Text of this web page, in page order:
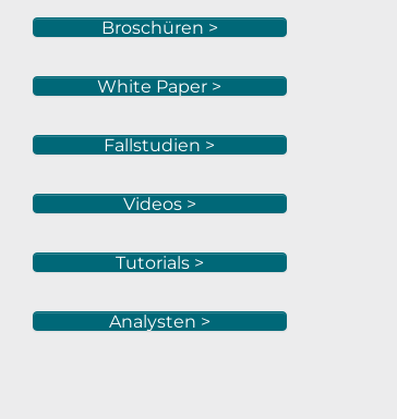
Broschüren >
White Paper >
Fallstudien >
Videos >
Tutorials >
Analysten >